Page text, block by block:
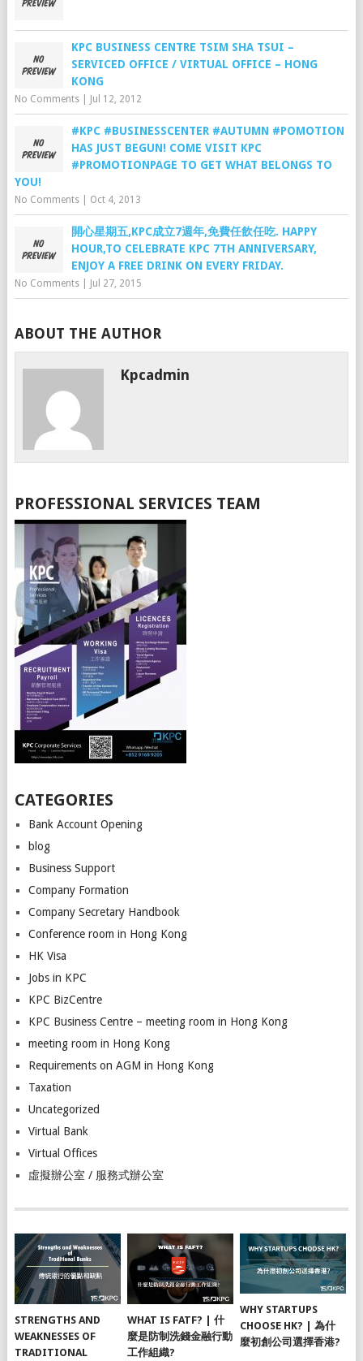
KPC BUSINESS CENTRE TSIM SHA TSUI –
SERVICED OFFICE / VIRTUAL OFFICE – HONG
KONG
No Comments| Jul 12, 2012
#KPC #BUSINESSCENTER #AUTUMN #POMOTION
HAS JUST BEGUN! COME VISIT KPC
#PROMOTIONPAGE TO GET WHAT BELONGS TO
YOU!
No Comments| Oct 4, 2013
開心星期五,KPC成立7週年,免費任飲任吃. HAPPY
HOUR,TO CELEBRATE KPC 7TH ANNIVERSARY,
ENJOY A FREE DRINK ON EVERY FRIDAY.
No Comments| Jul 27, 2015
ABOUT THE AUTHOR
Kpcadmin
PROFESSIONAL SERVICES TEAM
CATEGORIES
Bank Account Opening
blog
Business Support
Company Formation
Company Secretary Handbook
Conference room in Hong Kong
HK Visa
Jobs in KPC
KPC BizCentre
KPC Business Centre – meeting room in Hong Kong
meeting room in Hong Kong
Requirements on AGM in Hong Kong
Taxation
Uncategorized
Virtual Bank
Virtual Offices
虛擬辦公室 / 服務式辦公室
STRENGTHS AND
WEAKNESSES OF
TRADITIONAL
WHAT IS FATF? | 什
麼是防制洗錢金融行動
工作組織?
WHY STARTUPS
CHOOSE HK? | 為什
麼初創公司選擇香港?